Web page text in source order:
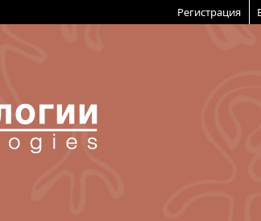
Регистрация